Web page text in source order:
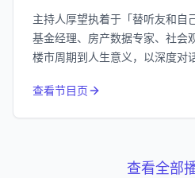
主持人厚望执着于「替听友和自
基金经理、房产数据专家、社会
楼市周期到人生意义，以深度对
注低利率时代下的普通人生活，
拉松。
查看节目页
查看全部